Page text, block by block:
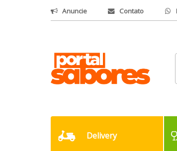
Anuncie Contato
Delivery